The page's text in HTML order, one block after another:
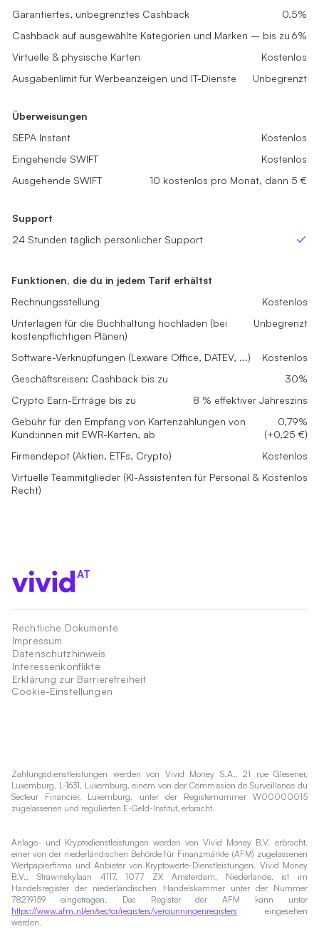
Garantiertes, unbegrenztes Cashback0,1%
Cashback auf ausgewählte Kategorien und Marken – bis zu 2%
Virtuelle & physische Karten
Ausgabenlimit für Werbeanzeigen und IT-Dienste Unbegrenzt
Überweisungen
SEPA InstantKostenlos
Eingehende SWIFTKostenlos
Ausgehende SWIFTNicht verfügbar
Support
24 Stunden täglich persönlicher Support
Garantiertes, unbegrenztes Cashback0,2%
Cashback auf ausgewählte Kategorien und Marken – bis zu 4%
Virtuelle & physische Karten
Ausgabenlimit für Werbeanzeigen und IT-Dienste Unbegrenzt
Überweisungen
SEPA InstantKostenlos
Eingehende SWIFTKostenlos
Ausgehende SWIFT5 kostenlos pro Monat, dann 5 €
Support
24 Stunden täglich persönlicher Support
Garantiertes, unbegrenztes Cashback
0,5%
Cashback auf ausgewählte Kategorien und Marken – bis zu 6%
Virtuelle & physische Karten
Kostenlos
Ausgabenlimit für Werbeanzeigen und IT-Dienste
Unbegrenzt
Überweisungen
SEPA Instant
Kostenlos
Eingehende SWIFT
Kostenlos
Ausgehende SWIFT
10 kostenlos pro Monat, dann 5 €
Support
24 Stunden täglich persönlicher Support
Funktionen, die du in jedem Tarif erhältst
Rechnungsstellung
Kostenlos
Unterlagen für die Buchhaltung hochladen (bei
kostenpflichtigen Plänen)
Unbegrenzt
Software-Verknüpfungen (Lexware Office, DATEV, ...)
Kostenlos
Geschäftsreisen: Cashback bis zu
30%
Crypto Earn-Erträge bis zu
8 % effektiver Jahreszins
Gebühr für den Empfang von Kartenzahlungen von
Kund:innen mit EWR-Karten, ab
0,79%
(+0,25 €)
Firmendepot (Aktien, ETFs, Crypto)
Kostenlos
Virtuelle Teammitglieder (KI-Assistenten für Personal &
Recht)
Kostenlos
AT
Rechtliche Dokumente
Impressum
Datenschutzhinweis
Interessenkonflikte
Erklärung zur Barrierefreiheit
Cookie-Einstellungen
Zahlungsdienstleistungen werden von Vivid Money S.A., 21 rue Glesener,
Luxemburg, L-1631, Luxemburg, einem von der Commission de Surveillance du
Secteur Financier, Luxemburg, unter der Registernummer W00000015
zugelassenen und regulierten E-Geld-Institut, erbracht.
Anlage- und Kryptodienstleistungen werden von Vivid Money B.V. erbracht,
einer von der niederländischen Behörde für Finanzmärkte (AFM) zugelassenen
Wertpapierfirma und Anbieter von Kryptowerte-Dienstleistungen. Vivid Money
B.V., Strawinskylaan 4117, 1077 ZX Amsterdam, Niederlande, ist im
Handelsregister der niederländischen Handelskammer unter der Nummer
78219159 eingetragen. Das Register der AFM kann unter
https://www.afm.nl/en/sector/registers/vergunningenregisters eingesehen
werden.